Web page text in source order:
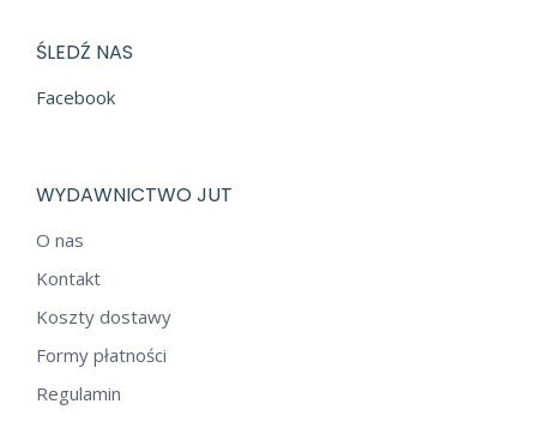
ŚLEDŹ NAS
Facebook
WYDAWNICTWO JUT
O nas
Kontakt
Koszty dostawy
Formy płatności
Regulamin